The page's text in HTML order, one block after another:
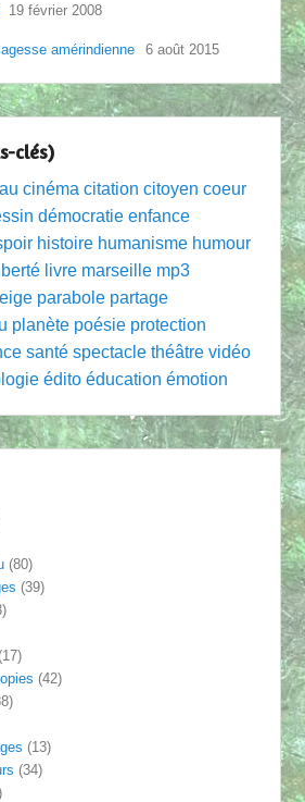
19 février 2008
amérindienne 6 août 2015
clés)
cinéma citation citoyen coeur
démocratie enfance
histoire humanisme humour
livre marseille mp3
parabole partage
planète poésie protection
santé spectacle théâtre vidéo
édito éducation émotion
(80)
(39)
(17)
(42)
(13)
(34)